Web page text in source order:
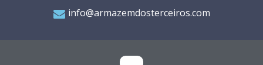
info@armazemdosterceiros.com